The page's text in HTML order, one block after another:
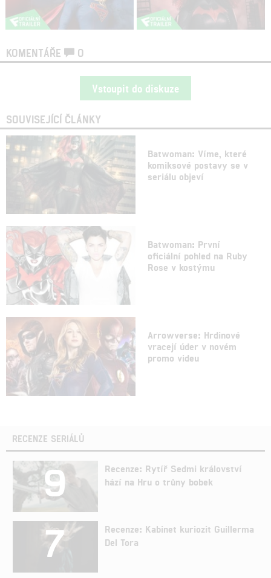
KOMENTÁŘE 0
Vstoupit do diskuze
SOUVISEJÍCÍ ČLÁNKY
Batwoman: Víme, které
komiksové postavy se v
seriálu objeví
Batwoman: První
oficiální pohled na Ruby
Rose v kostýmu
Arrowverse: Hrdinové
vracejí úder v novém
promo videu
RECENZE SERIÁLŮ
9
Recenze: Rytíř Sedmi království
hází na Hru o trůny bobek
7
Recenze: Kabinet kuriozit Guillerma
Del Tora